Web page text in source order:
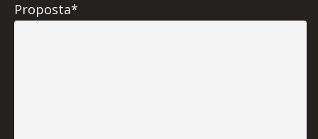
Proposta*